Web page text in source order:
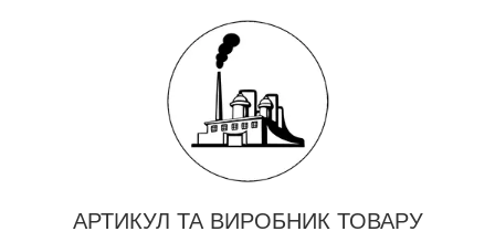
АРТИКУЛ ТА ВИРОБНИК ТОВАРУ